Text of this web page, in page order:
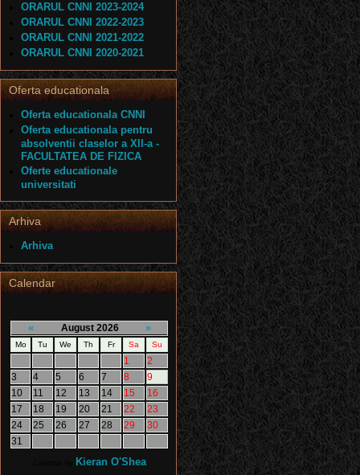
ORARUL CNNI 2023-2024
ORARUL CNNI 2022-2023
ORARUL CNNI 2021-2022
ORARUL CNNI 2020-2021
Oferta educationala
Oferta educationala CNNI
Oferta educationala pentru
absolventii claselor a XII-a -
FACULTATEA DE FIZICA
Oferte educationale
universitati
Arhiva
Arhiva
Calendar
« August 2026 »
Mo Tu We Th Fr Sa Su
1
2
3
4 5 6 7 8
9
10
11 12 13 14 15
16
17
18 19 20 21 22
23
24
25 26 27 28 29
30
31
Kieran O'Shea